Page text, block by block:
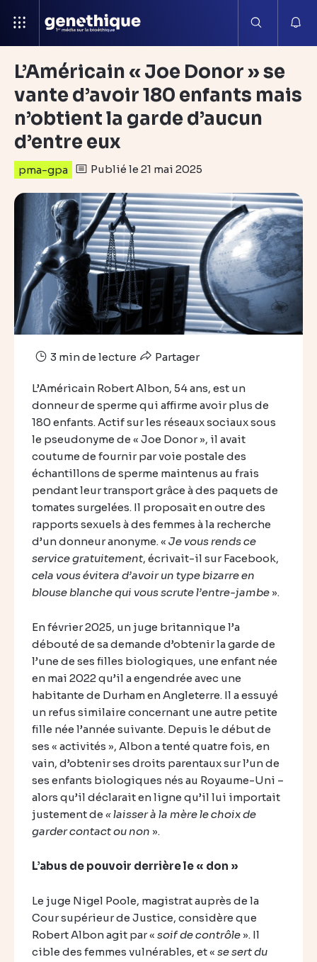
L’Américain « Joe Donor » se
vante d’avoir 180 enfants mais
n’obtient la garde d’aucun
d’entre eux
pma-gpa Publié le 21 mai 2025
3 min de lecture Partager
L’Américain Robert Albon, 54 ans, est un
donneur de sperme qui affirme avoir plus de
180 enfants. Actif sur les réseaux sociaux sous
le pseudonyme de « Joe Donor », il avait
coutume de fournir par voie postale des
échantillons de sperme maintenus au frais
pendant leur transport grâce à des paquets de
tomates surgelées. Il proposait en outre des
rapports sexuels à des femmes à la recherche
d’un donneur anonyme. « Je vous rends ce
service gratuitement, écrivait-il sur Facebook,
cela vous évitera d’avoir un type bizarre en
blouse blanche qui vous scrute l’entre-jambe ».
En février 2025, un juge britannique l’a
débouté de sa demande d’obtenir la garde de
l’une de ses filles biologiques, une enfant née
en mai 2022 qu’il a engendrée avec une
habitante de Durham en Angleterre. Il a essuyé
un refus similaire concernant une autre petite
fille née l’année suivante. Depuis le début de
ses « activités », Albon a tenté quatre fois, en
vain, d’obtenir ses droits parentaux sur l’un de
ses enfants biologiques nés au Royaume-Uni –
alors qu’il déclarait en ligne qu’il lui importait
justement de « laisser à la mère le choix de
garder contact ou non ».
L’abus de pouvoir derrière le « don »
Le juge Nigel Poole, magistrat auprès de la
Cour supérieur de Justice, considère que
Robert Albon agit par « soif de contrôle ». Il
cible des femmes vulnérables, et « se sert du